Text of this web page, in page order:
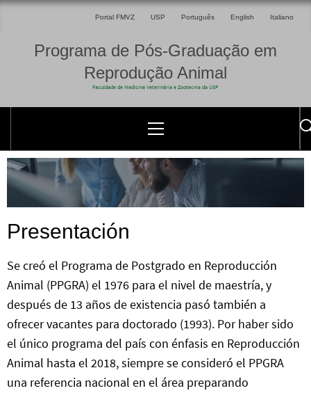
Portal FMVZ USP Português English Italiano
Programa de Pós-Graduação em
Reprodução Animal
Faculdade de Medicina Veterinária e Zootecnia da USP
Presentación
Se creó el Programa de Postgrado en Reproducción
Animal (PPGRA) el 1976 para el nivel de maestría, y
después de 13 años de existencia pasó también a
ofrecer vacantes para doctorado (1993). Por haber sido
el único programa del país con énfasis en Reproducción
Animal hasta el 2018, siempre se consideró el PPGRA
una referencia nacional en el área preparando